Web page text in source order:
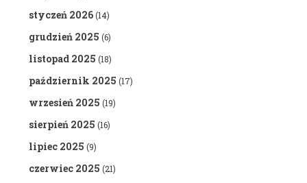
styczeń 2026(14)
grudzień 2025 (6)
listopad 2025 (18)
październik 2025 (17)
wrzesień 2025 (19)
sierpień 2025 (16)
lipiec 2025 (9)
czerwiec 2025 (21)